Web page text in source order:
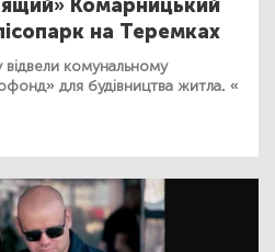
Комарницький
на Теремках
відвели комунальному
для будівництва житла. «